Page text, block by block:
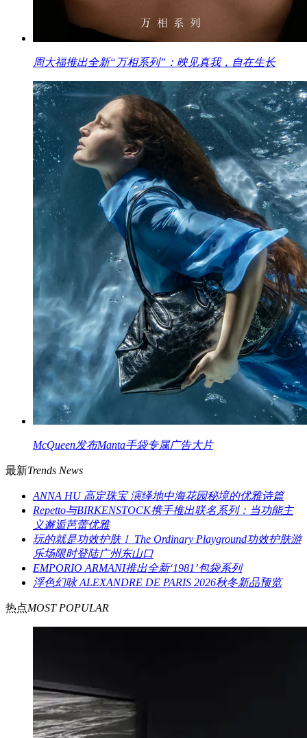
周大福推出全新“万相系列”：映见真我，自在生长
McQueen发布Manta手袋专属广告大片
最新Trends News
ANNA HU 高定珠宝 演绎地中海花园秘境的优雅诗篇
Repetto与BIRKENSTOCK携手推出联名系列：当功能主
义邂逅芭蕾优雅
玩的就是功效护肤！ The Ordinary Playground功效护肤游
乐场限时登陆广州东山口
EMPORIO ARMANI推出全新‘1981’包袋系列
浮色幻咏 ALEXANDRE DE PARIS 2026秋冬新品预览
热点MOST POPULAR